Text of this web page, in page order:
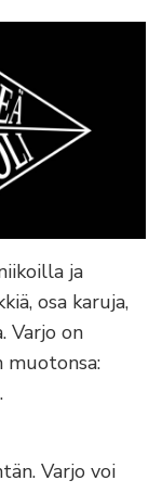
ja
osa karuja,
Varjo on
Varjo voi